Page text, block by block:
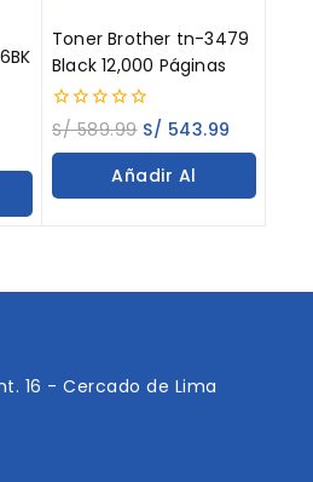
Toner Brother tn-3479
Black 12,000 Páginas
0
out
of
S/589.99 S/ 543.99
Añadir Al
16 - Cercado de Lima